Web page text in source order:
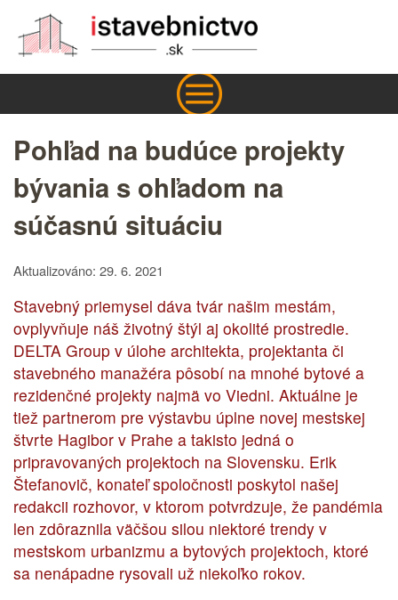
Pohľad na budúce projekty
bývania s ohľadom na
súčasnú situáciu
Aktualizováno: 29. 6. 2021
Stavebný priemysel dáva tvár našim mestám,
ovplyvňuje náš životný štýl aj okolité prostredie.
DELTA Group v úlohe architekta, projektanta či
stavebného manažéra pôsobí na mnohé bytové a
rezidenčné projekty najmä vo Viedni. Aktuálne je
tiež partnerom pre výstavbu úplne novej mestskej
štvrte Hagibor v Prahe a takisto jedná o
pripravovaných projektoch na Slovensku. Erik
Štefanovič, konateľ spoločnosti poskytol našej
redakcii rozhovor, v ktorom potvrdzuje, že pandémia
len zdôraznila väčšou silou niektoré trendy v
mestskom urbanizmu a bytových projektoch, ktoré
sa nenápadne rysovali už niekoľko rokov.